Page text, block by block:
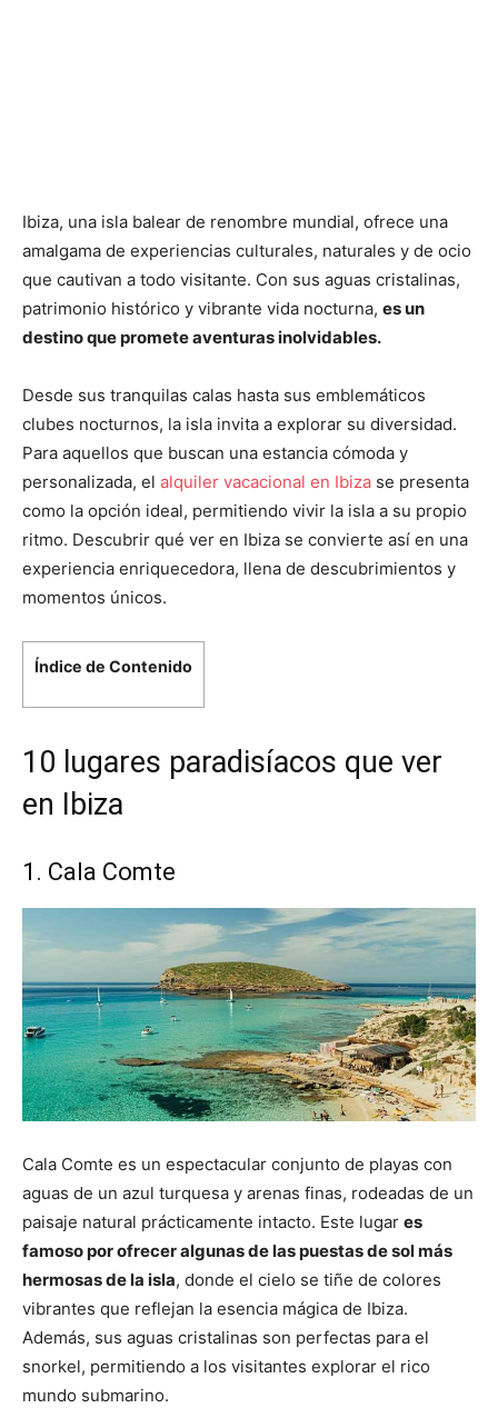
Ibiza, una isla balear de renombre mundial, ofrece una
amalgama de experiencias culturales, naturales y de ocio
que cautivan a todo visitante. Con sus aguas cristalinas,
patrimonio histórico y vibrante vida nocturna, es un
destino que promete aventuras inolvidables.
Desde sus tranquilas calas hasta sus emblemáticos
clubes nocturnos, la isla invita a explorar su diversidad.
Para aquellos que buscan una estancia cómoda y
personalizada, el alquiler vacacional en Ibiza se presenta
como la opción ideal, permitiendo vivir la isla a su propio
ritmo. Descubrir qué ver en Ibiza se convierte así en una
experiencia enriquecedora, llena de descubrimientos y
momentos únicos.
Índice de Contenido
10 lugares paradisíacos que ver
en Ibiza
1. Cala Comte
Cala Comte es un espectacular conjunto de playas con
aguas de un azul turquesa y arenas finas, rodeadas de un
paisaje natural prácticamente intacto. Este lugar es
famoso por ofrecer algunas de las puestas de sol más
hermosas de la isla, donde el cielo se tiñe de colores
vibrantes que reflejan la esencia mágica de Ibiza.
Además, sus aguas cristalinas son perfectas para el
snorkel, permitiendo a los visitantes explorar el rico
mundo submarino.